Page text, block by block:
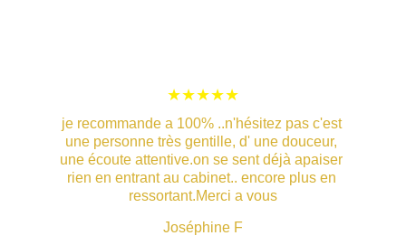
je recommande a 100% ..n'hésitez pas c'est
une personne très gentille, d' une douceur,
une écoute attentive.on se sent déjà apaiser
rien en entrant au cabinet.. encore plus en
ressortant.Merci a vous
Joséphine F
★★★★★